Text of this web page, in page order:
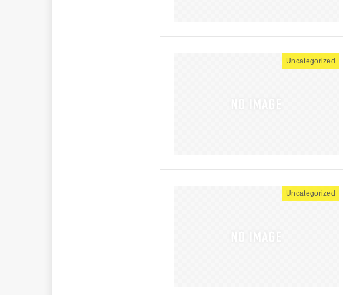
Uncategorized
Uncategorized